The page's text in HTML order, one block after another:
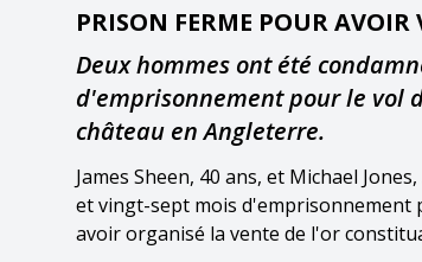
PRISON FERME POUR
Deux hommes ont été
d'emprisonnement pour le vol
château en Angleterre.
James Sheen, 40 ans, et Michael
et vingt-sept mois d'emprisonnement
avoir organisé la vente de l'or